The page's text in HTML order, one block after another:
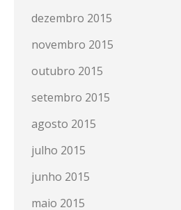
dezembro 2015
novembro 2015
outubro 2015
setembro 2015
agosto 2015
julho 2015
junho 2015
maio 2015